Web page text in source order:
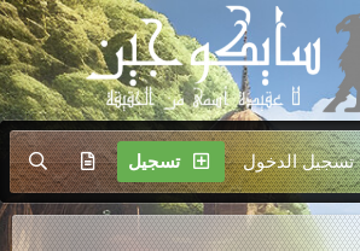
تسجيل الدخول تسجيل